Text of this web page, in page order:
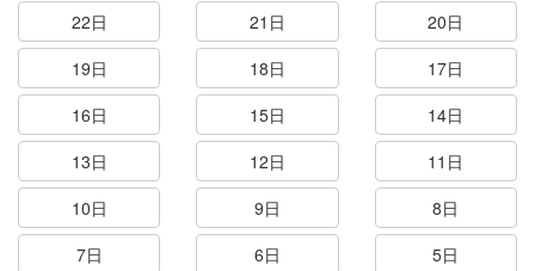
22日
21日
20日
19日
18日
17日
16日
15日
14日
13日
12日
11日
10日
9日
8日
7日
6日
5日